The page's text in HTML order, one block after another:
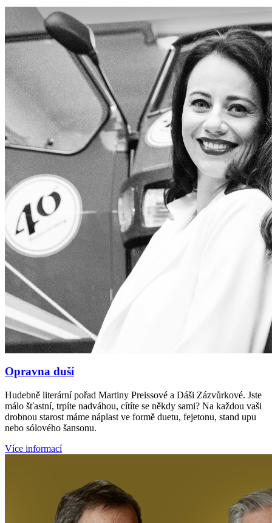
Opravna duší
Hudebně literární pořad Martiny Preissové a Dáši Zázvůrkové. Jste
málo šťastní, trpíte nadváhou, cítíte se někdy sami? Na každou vaši
drobnou starost máme náplast ve formě duetu, fejetonu, stand upu
nebo sólového šansonu.
Více informací